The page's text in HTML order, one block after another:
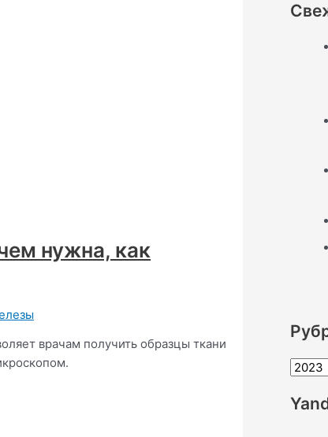
нужна, как
врачам получить образцы ткани
Р
б